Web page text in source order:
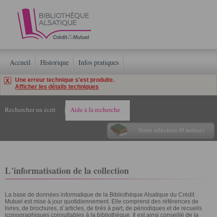
Accueil Historique Infos pratiques
Une erreur technique s'est produite.
Afficher les détails techniques
Rechercher un écrit Aide à la recherche
Votre sélection (0 notice)
L´informatisation de la collection
La base de données informatique de la Bibliothèque Alsatique du Crédit
Mutuel est mise à jour quotidiennement. Elle comprend des références de
livres, de brochures, d´articles, de tirés à part, de périodiques et de recueils
iconographiques consultables à la bibliothèque. Il est ainsi conseillé de la